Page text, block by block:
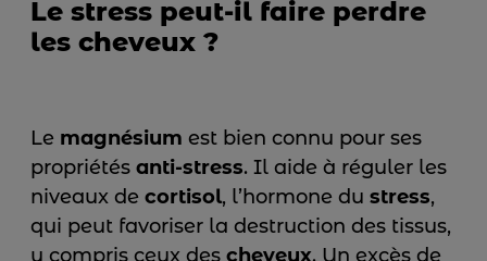
Le stress peut-il faire perdre
les cheveux ?
Le magnésium est bien connu pour ses
propriétés anti-stress. Il aide à réguler les
niveaux de cortisol, l’hormone du stress,
qui peut favoriser la destruction des tissus,
y compris ceux des cheveux. Un excès de